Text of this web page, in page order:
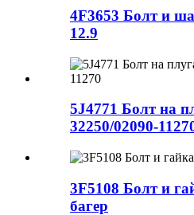
4F3653 Болт и
12.9
5J4771 Болт на
32250/02090-
3F5108 Болт и
багер